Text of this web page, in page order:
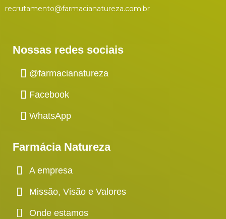
recrutamento@farmacianatureza.com.br
Nossas redes sociais
@farmacianatureza
Facebook
WhatsApp
Farmácia Natureza
A empresa
Missão, Visão e Valores
Onde estamos